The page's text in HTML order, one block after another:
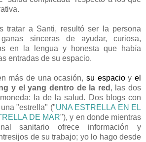
tratar a Santi, resultó ser la persona
sinceras de ayudar, curiosa,
en la lengua y honesta que había
entradas de su espacio.
más de una ocasión, su espacioyel
y el yang dentro de la red , las dos
la de la salud. Dos blogs con
"estrella" ("UNA ESTRELLA EN EL
DE MAR"), y en donde mientras
sanitario ofrece información y
de su trabajo; yo lo hago desde